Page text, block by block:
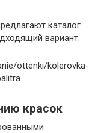
каталог
вариант.
ottenki/kolerovka-
красок